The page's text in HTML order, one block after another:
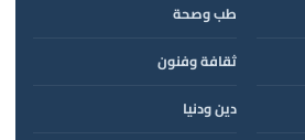
طب وصحة
ثقافة وفنون
دين ودنيا